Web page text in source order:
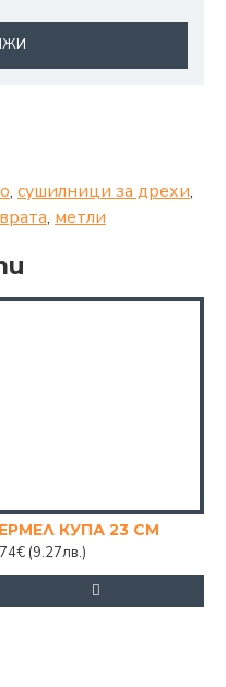
, сушилници за дрехи,
, метли
КУПА 23 СМ
(9.27лв.)